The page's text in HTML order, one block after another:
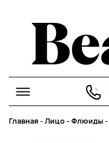
Главная-Лицо-Флюиды-